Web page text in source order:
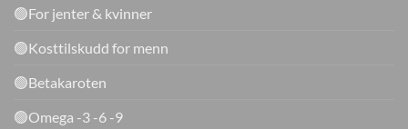
🟢For jenter & kvinner
🟢Kosttilskudd for menn
🟢Betakaroten
🟢Omega -3 -6 -9